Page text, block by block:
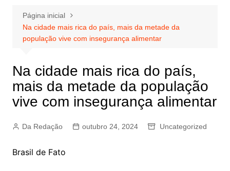
Página inicial
Na cidade mais rica do país, mais da metade da
população vive com insegurança alimentar
Na cidade mais rica do país,
mais da metade da população
vive com insegurança alimentar
Da Redação outubro 24, 2024 Uncategorized
Brasil de Fato